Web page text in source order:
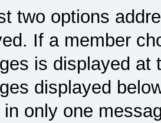
two options
If a member
is displayed at
displayed
in only one